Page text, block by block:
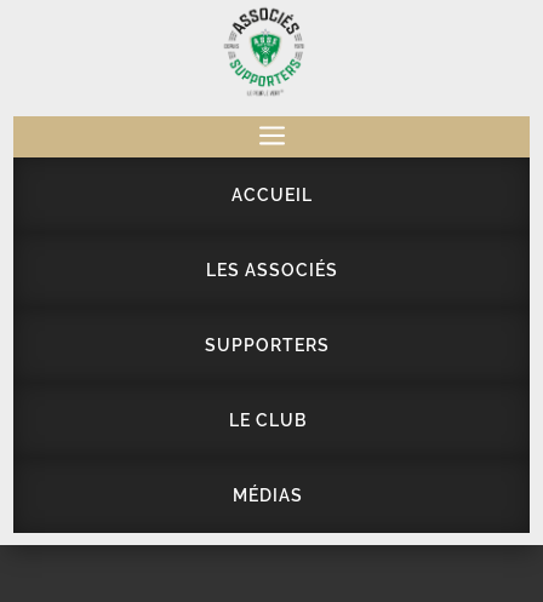
a
ACCUEIL
LES ASSOCIÉS
SUPPORTERS
LE CLUB
MÉDIAS